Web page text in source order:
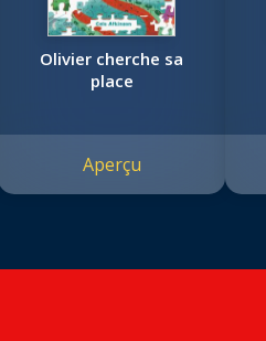
Olivier cherche sa
place
Aperçu